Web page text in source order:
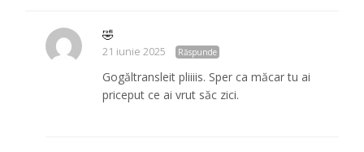
🤣
21 iunie 2025 Răspunde
Gogăltransleit pliiiis. Sper ca măcar tu ai
priceput ce ai vrut săc zici.